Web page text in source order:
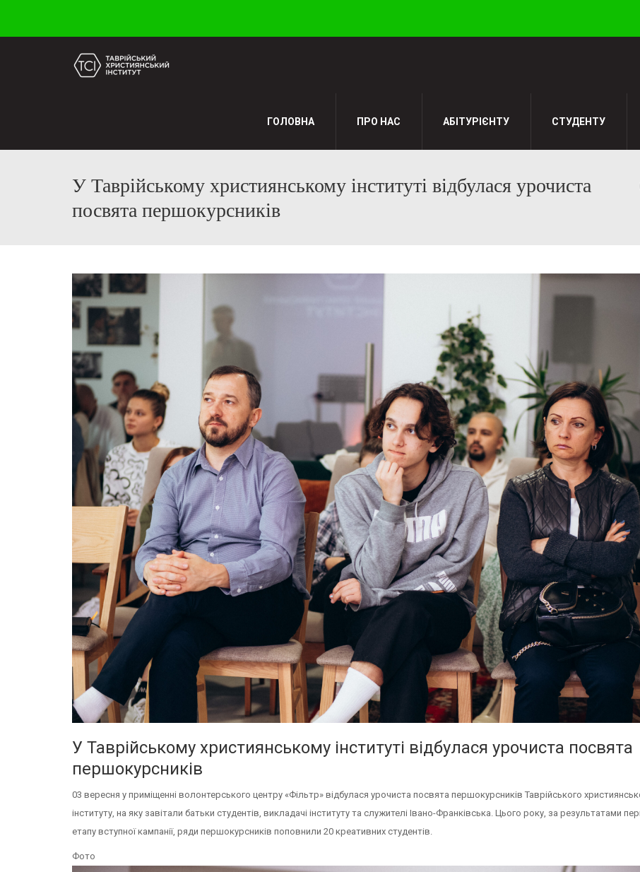
ГОЛОВНА ПРО НАС АБІТУРІЄНТУ СТУДЕНТУ
У Таврійському християнському інституті відбулася урочиста
посвята першокурсників
У Таврійському християнському інституті відбулася урочиста посвята
першокурсників
03 вересня у приміщенні волонтерського центру «Фільтр» відбулася урочиста посвята першокурсників Таврійського
інституту, на яку завітали батьки студентів, викладачі інституту та служителі Івано-Франківська. Цього року, за результатами
етапу вступної кампанії, ряди першокурсників поповнили 20 креативних студентів.
Фото